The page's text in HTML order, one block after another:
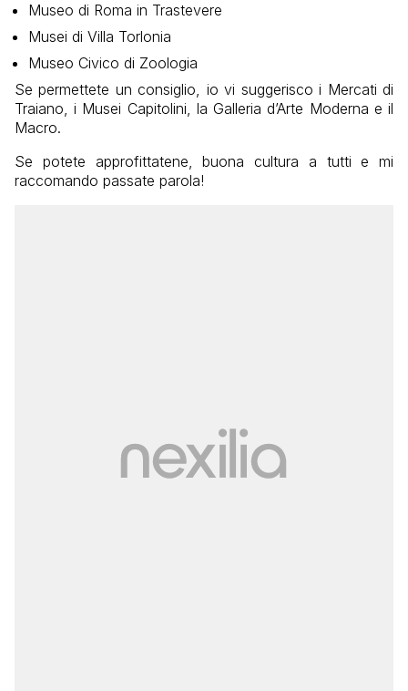
Museo di Roma in Trastevere
Musei di Villa Torlonia
Museo Civico di Zoologia
Se permettete un consiglio, io vi suggerisco i Mercati di
Traiano, i Musei Capitolini, la Galleria d’Arte Moderna e il
Macro.
Se potete approfittatene, buona cultura a tutti e mi
raccomando passate parola!